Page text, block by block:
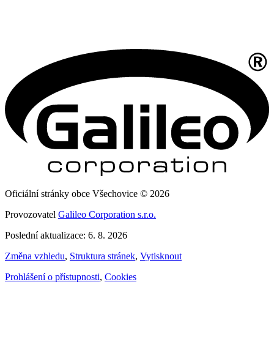
Oficiální stránky obce Všechovice © 2026
Provozovatel Galileo Corporation s.r.o.
Poslední aktualizace: 6. 8. 2026
Změna vzhledu, Struktura stránek, Vytisknout
Prohlášení o přístupnosti, Cookies